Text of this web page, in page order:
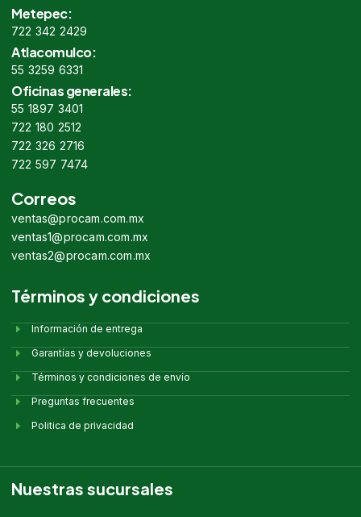
Metepec:
722 342 2429
Atlacomulco:
55 3259 6331
Oficinas generales:
55 1897 3401
722 180 2512
722 326 2716
722 597 7474
Correos
ventas@procam.com.mx
ventas1@procam.com.mx
ventas2@procam.com.mx
Términos y condiciones
Información de entrega
Garantías y devoluciones
Términos y condiciones de envío
Preguntas frecuentes
Politica de privacidad
Nuestras sucursales